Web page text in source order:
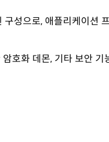
성으로, 애플리케이션
호화 데몬, 기타 보안